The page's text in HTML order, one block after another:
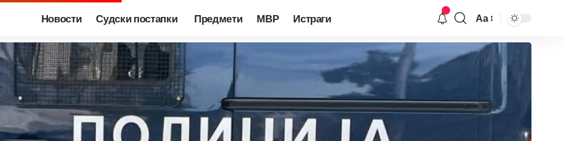
Новости Судски постапки Предмети МВР Истраги Аа